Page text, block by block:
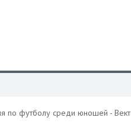
по футболу среди юношей -